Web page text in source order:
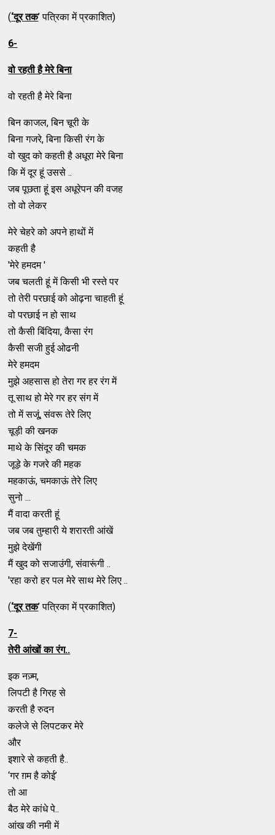
(‘दूर तक’ पत्रिका में प्रकाशित)
6-
वो रहती है मेरे बिना
वो रहती है मेरे बिना
बिन काजल, बिन चूरी के
बिना गजरे, बिना किसी रंग के
वो खुद को कहती है अधूरा मेरे बिना
कि में दूर हूं उससे ..
जब पूछता हूं इस अधूरेपन की वजह
तो वो लेकर
मेरे चेहरे को अपने हाथों में
कहती है
'मेरे हमदम '
जब चलती हूं में किसी भी रस्ते पर
तो तेरी परछाई को ओढ़ना चाहती हूं
वो परछाई न हो साथ
तो कैसी बिंदिया, कैसा रंग
कैसी सजी हुई ओढनी
मेरे हमदम
मुझे अहसास हो तेरा गर हर रंग में
तू साथ हो मेरे गर हर संग में
तो में सजूं, संवरू तेरे लिए
चूड़ी की खनक
माथे के सिंदूर की चमक
जूड़े के गजरे की महक
महकाऊं, चमकाऊं तेरे लिए
सुनो ...
मैं वादा करती हूं
जब जब तुम्हारी ये शरारती आंखें
मुझे देखेंगी
मैं खुद को सजाउंगी, संवारूंगी ..
'रहा करो हर पल मेरे साथ मेरे लिए ..
(‘दूर तक’ पत्रिका में प्रकाशित)
7-
तेरी आंखों का रंग..
इक नज़्म,
लिपटी है गिरह से
करती है रुदन
कलेजे से लिपटकर मेरे
और
इशारे से कहती है..
‘गर ग़म है कोई’
तो आ
बैठ मेरे कांधे पे..
आंख की नमी में